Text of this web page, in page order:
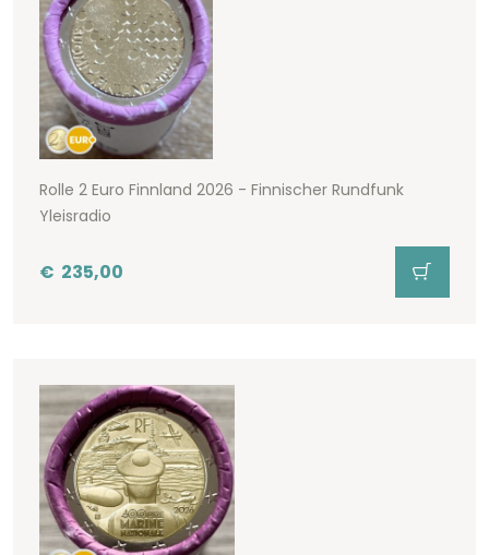
Rolle 2 Euro Finnland 2026 - Finnischer Rundfunk
Yleisradio
€ 235,00